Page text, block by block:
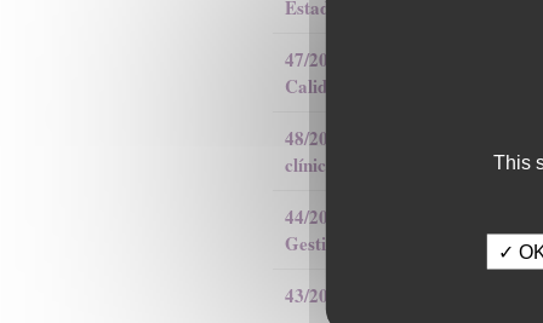
Estadístico, HUVN
47/2026.- Técnico/a Especialista
Calidad
48/2026.- Beca formación
clínica
44/2026.- Técnico/a
Gestión Sanitaria Nordeste de
43/2026.- Técnico/a
This
✓